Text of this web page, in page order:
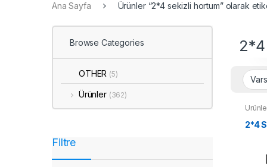
Ana Sayfa Ürünler “2*4 sekizli hortum” olarak
2*4
Browse Categories
OTHER (5)
Ürünler (362)
Filtre